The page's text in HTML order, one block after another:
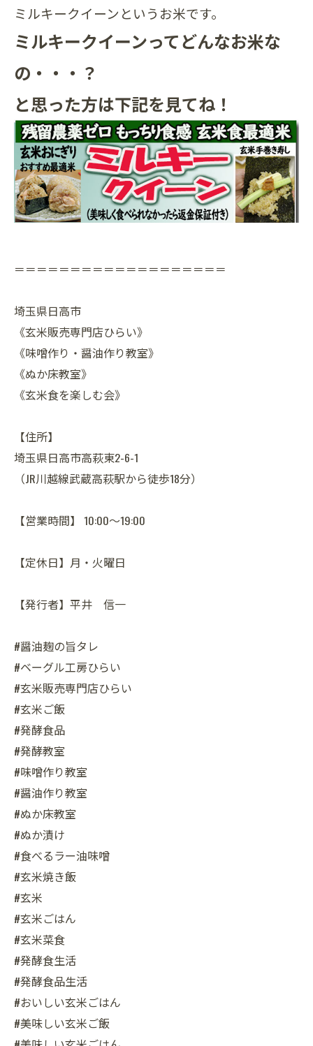
ミルキークイーンというお米です。
ミルキークイーンってどんなお米な
の・・・？
と思った方は下記を見てね！
＝＝＝＝＝＝＝＝＝＝＝＝＝＝＝＝＝＝＝
埼玉県日高市
《玄米販売専門店ひらい》
《味噌作り・醤油作り教室》
《ぬか床教室》
《玄米食を楽しむ会》
【住所】
埼玉県日高市高萩東2-6-1
（JR川越線武蔵高萩駅から徒歩18分）
【営業時間】 10:00～19:00
【定休日】月・火曜日
【発行者】平井 信一
#醤油麹の旨タレ
#ベーグル工房ひらい
#玄米販売専門店ひらい
#玄米ご飯
#発酵食品
#発酵教室
#味噌作り教室
#醤油作り教室
#ぬか床教室
#ぬか漬け
#食べるラー油味噌
#玄米焼き飯
#玄米
#玄米ごはん
#玄米菜食
#発酵食生活
#発酵食品生活
#おいしい玄米ごはん
#美味しい玄米ご飯